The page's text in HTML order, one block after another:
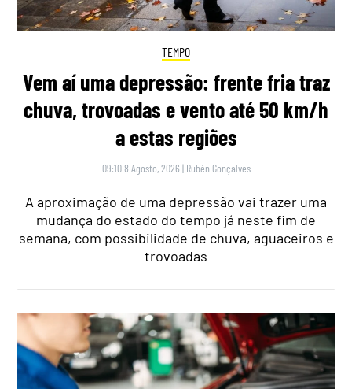
TEMPO
Vem aí uma depressão: frente fria traz
chuva, trovoadas e vento até 50 km/h
a estas regiões
09:10 8 Agosto, 2026 | Rubén Gonçalves
A aproximação de uma depressão vai trazer uma
mudança do estado do tempo já neste fim de
semana, com possibilidade de chuva, aguaceiros e
trovoadas